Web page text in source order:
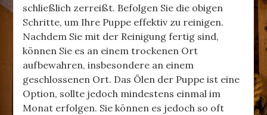
schließlich zerreißt. Befolgen Sie die obigen
Schritte, um Ihre Puppe effektiv zu reinigen.
Nachdem Sie mit der Reinigung fertig sind,
können Sie es an einem trockenen Ort
aufbewahren, insbesondere an einem
geschlossenen Ort. Das Ölen der Puppe ist eine
Option, sollte jedoch mindestens einmal im
Monat erfolgen. Sie können es jedoch so oft